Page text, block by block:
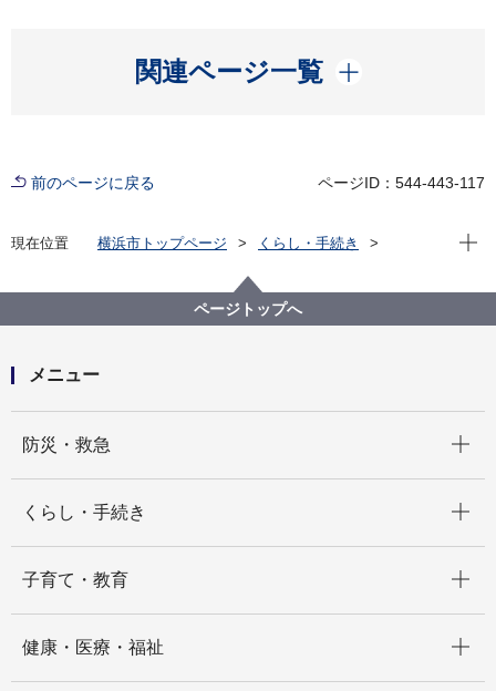
関連ページ一覧
開く
前のページに戻る ページID：544-443-117
現在位置 横浜市トップページ
くらし・手続き
水質汚濁の月間速報値
海域の水質測定結果の速報値（2025年度）
現在
ページトップへ
メニュー
防災・救急
くらし・手続き
子育て・教育
健康・医療・福祉